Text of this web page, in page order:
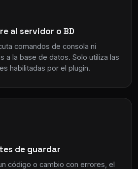
al servidor o BD
comandos de consola ni
a la base de datos. Solo utiliza las
habilitadas por el plugin.
de guardar
código o cambio con errores, el